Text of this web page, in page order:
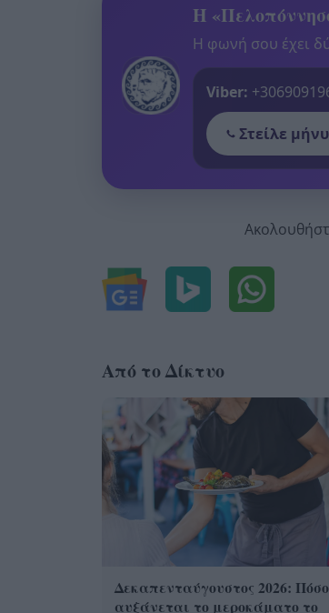
Η
Η φωνή σου έχει
Viber:
Στείλε
Από το Δίκτυο
Δεκαπενταύγουστος 2026: Πόσο
αυξάνεται το μεροκάματο το